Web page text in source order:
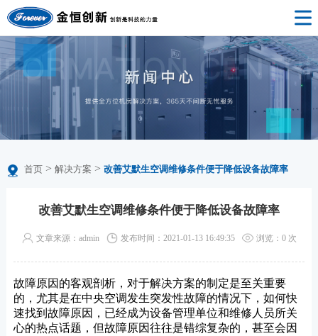
首页> 解决方案 > 改善艾默生空调维修条件便于降低设备故障率
改善艾默生空调维修条件便于降低设备故障率
文章来源：admin 发布时间：2021-01-13 16:49:35 浏览： 0次
故障原因的客观剖析，对于解决方案的制定是至关重要
的，尤其是在中央空调发生突发性故障的情况下，如何快
速找到故障原因，已经成为设备管理单位和维修人员所关
心的热点话题，但故障原因往往是错综复杂的，甚至会因